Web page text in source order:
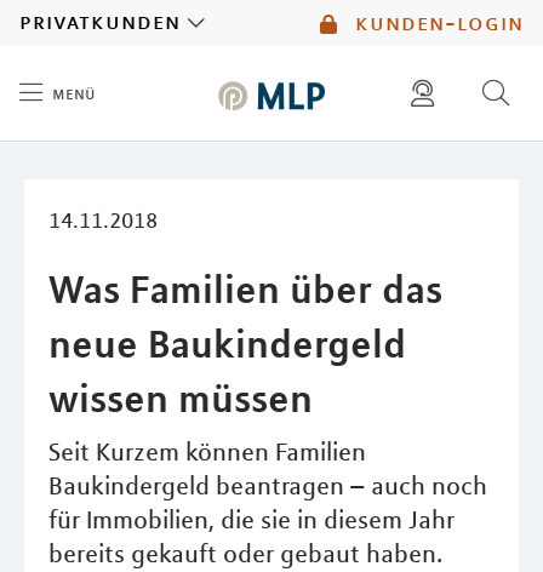
kunden-login
privatkunden
menü
14.11.2018
Was Familien über das
neue Baukindergeld
wissen müssen
Seit Kurzem können Familien
Baukindergeld beantragen – auch noch
für Immobilien, die sie in diesem Jahr
bereits gekauft oder gebaut haben.